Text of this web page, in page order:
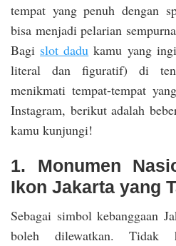
tempat yang penuh dengan
bisa menjadi pelarian
Bagi slot dadu kamu yang
literal dan figuratif) di
menikmati tempat-tempat
Instagram, berikut adalah
kamu kunjungi!
1. Monumen
Ikon Jakarta yang
Sebagai simbol kebanggaan
boleh dilewatkan. Tidak